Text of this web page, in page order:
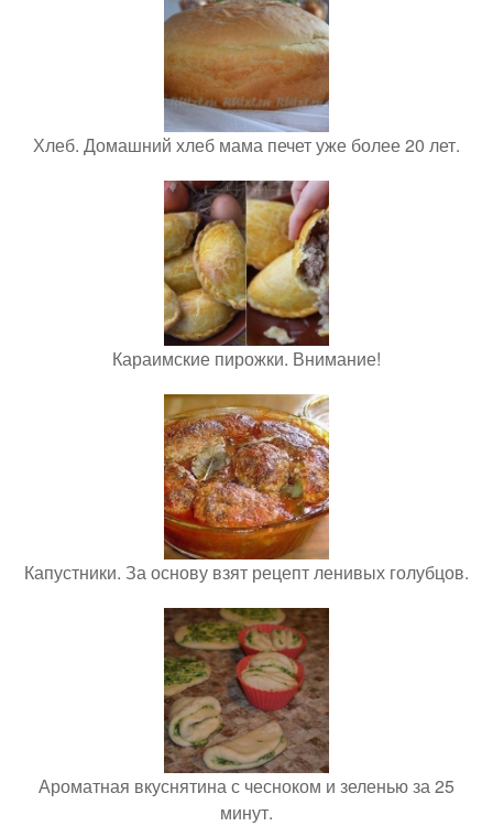
Хлеб. Домашний хлеб мама печет уже более 20 лет.
Караимские пирожки. Внимание!
Капустники. За основу взят рецепт ленивых голубцов.
Ароматная вкуснятина с чесноком и зеленью за 25
минут.